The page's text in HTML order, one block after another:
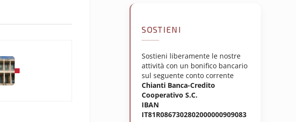
SOSTIENI
Sostieni liberamente le nostre
attività con un bonifico bancario
sul seguente conto corrente
Chianti Banca-Credito
Cooperativo S.C.
IBAN
IT81R0867302802000000909083